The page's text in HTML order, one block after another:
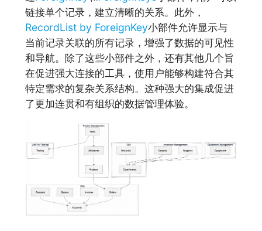
链接单个记录，建立清晰的关系。此外，
RecordList by ForeignKey小部件允许显示与
当前记录关联的所有记录，增强了数据的可见性
和导航。除了这些小部件之外，还有其他几个旨
在促进强大连接的工具，使用户能够构建符合其
特定需求的复杂关系结构。这种强大的集成促进
了更加连贯和有组织的数据管理体验。